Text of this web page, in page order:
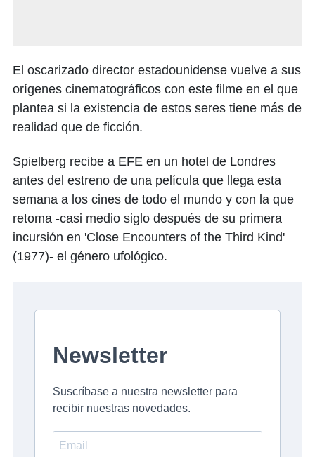
El oscarizado director estadounidense vuelve a sus
orígenes cinematográficos con este filme en el que
plantea si la existencia de estos seres tiene más de
realidad que de ficción.
Spielberg recibe a EFE en un hotel de Londres
antes del estreno de una película que llega esta
semana a los cines de todo el mundo y con la que
retoma -casi medio siglo después de su primera
incursión en 'Close Encounters of the Third Kind'
(1977)- el género ufológico.